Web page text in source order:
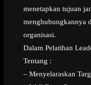
menetapkan tujuan
menghubungkannya
organisasi.
Dalam Pelatihan
Tentang :
– Menyelaraskan